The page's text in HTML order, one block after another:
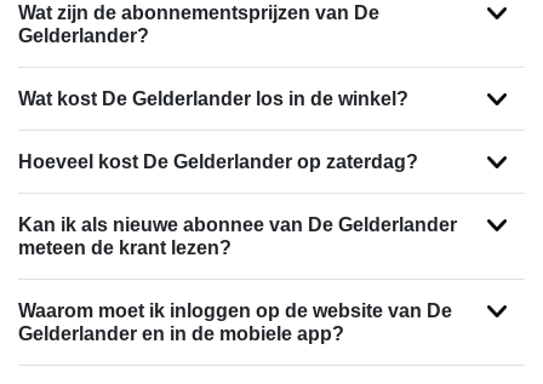
Wat zijn de abonnementsprijzen van De
Gelderlander?
Wat kost De Gelderlander los in de winkel?
Hoeveel kost De Gelderlander op zaterdag?
Kan ik als nieuwe abonnee van De Gelderlander
meteen de krant lezen?
Waarom moet ik inloggen op de website van De
Gelderlander en in de mobiele app?